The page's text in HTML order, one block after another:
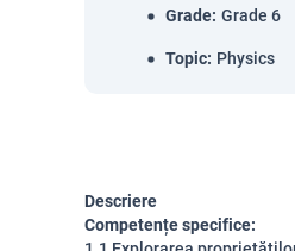
Grade: Grade 6
Topic: Physics
Descriere
Competențe specifice: